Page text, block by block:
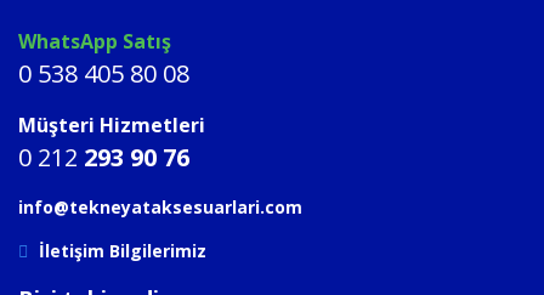
WhatsApp Satış
0 538 405 80 08
Müşteri Hizmetleri
0 212 293 90 76
info@tekneyataksesuarlari.com
İletişim Bilgilerimiz